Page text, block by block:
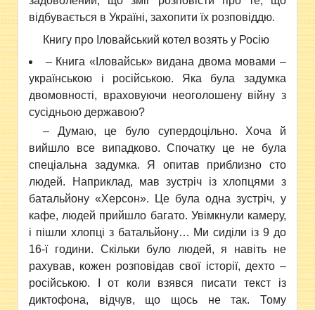
відбувається в Україні, захопити їх розповіддю.
Книгу про Іловайський котел возять у Росію
– Книга «Іловайськ» видана двома мовами –
українською і російською. Яка була задумка
двомовності, враховуючи неоголошену війну з
сусідньою державою?
– Думаю, це було супердоцільно. Хоча й
вийшло все випадково. Спочатку це не була
спеціальна задумка. Я опитав приблизно сто
людей. Наприклад, мав зустріч із хлопцями з
батальйону «Херсон». Це була одна зустріч, у
кафе, людей прийшло багато. Увімкнули камеру,
і пішли хлопці з батальйону… Ми сиділи із 9 до
16-ї години. Скільки було людей, я навіть не
рахував, кожен розповідав свої історії, дехто –
російською. І от коли взявся писати текст із
диктофона, відчув, що щось не так. Тому